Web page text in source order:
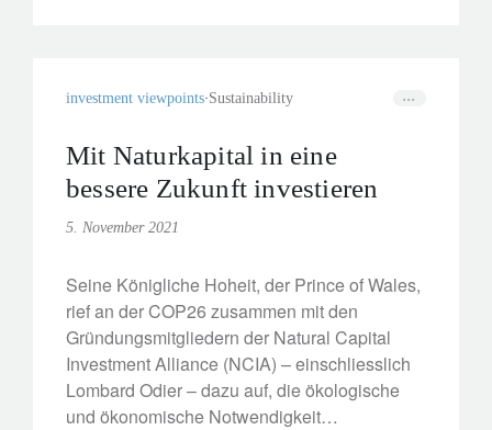
investment viewpoints Sustainability
Mit Naturkapital in eine
bessere Zukunft investieren
5. November 2021
Seine Königliche Hoheit, der Prince of Wales,
rief an der COP26 zusammen mit den
Gründungsmitgliedern der Natural Capital
Investment Alliance (NCIA) – einschliesslich
Lombard Odier – dazu auf, die ökologische
und ökonomische Notwendigkeit